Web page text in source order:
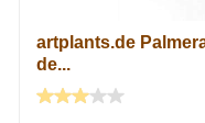
artplants.de
de...